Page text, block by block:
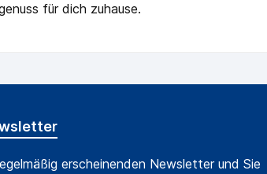
für dich zuhause.
erscheinenden Newsletter und Sie